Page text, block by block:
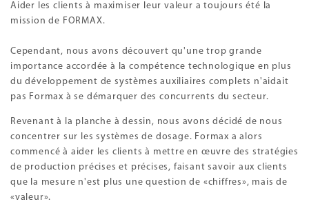
Aider les clients à maximiser leur valeur a toujours été la
mission de FORMAX.
Cependant, nous avons découvert qu'une trop grande
importance accordée à la compétence technologique en plus
du développement de systèmes auxiliaires complets n'aidait
pas Formax à se démarquer des concurrents du secteur.
Revenant à la planche à dessin, nous avons décidé de nous
concentrer sur les systèmes de dosage. Formax a alors
commencé à aider les clients à mettre en œuvre des stratégies
de production précises et précises, faisant savoir aux clients
que la mesure n'est plus une question de «chiffres», mais de
«valeur».